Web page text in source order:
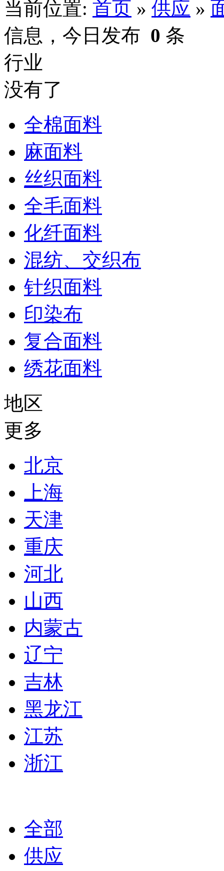
当前位置: 首页 » 供应 »
信息，今日发布 0 条
行业
没有了
全棉面料
麻面料
丝织面料
全毛面料
化纤面料
混纺、交织布
针织面料
印染布
复合面料
绣花面料
地区
更多
北京
上海
天津
重庆
河北
山西
内蒙古
辽宁
吉林
黑龙江
江苏
浙江
全部
供应